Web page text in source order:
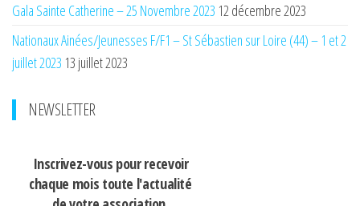
Gala Sainte Catherine – 25 Novembre 2023 12 décembre 2023
Nationaux Ainées/Jeunesses F/F1 – St Sébastien sur Loire (44) – 1 et 2
juillet 2023 13 juillet 2023
NEWSLETTER
Inscrivez-vous pour recevoir
chaque mois toute l'actualité